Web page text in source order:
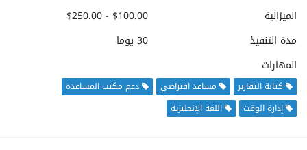
الميزانية
$100.00 - $250.00
مدة التنفيذ
30 يوما
المهارات
كتابة التقارير مساعد افتراضي
دعم مكتب المساعدة
إدارة الوقت
اللغة الإنجليزية